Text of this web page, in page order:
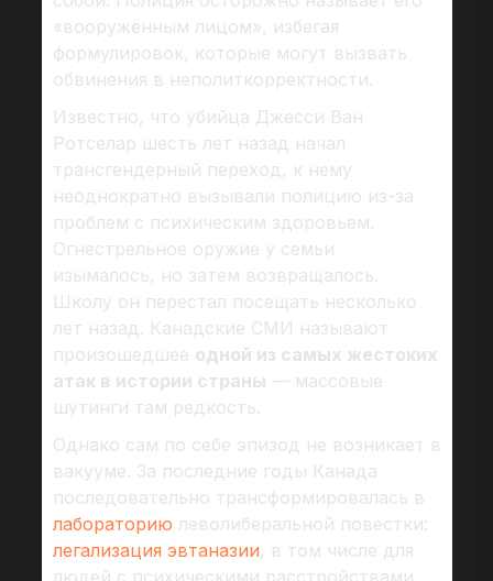
«вооружённым лицом», избегая
формулировок, которые могут вызвать
обвинения в неполиткорректности.
Известно, что убийца Джесси Ван
Ротселар шесть лет назад начал
трансгендерный переход, к нему
неоднократно вызывали полицию из-за
проблем с психическим здоровьем.
Огнестрельное оружие у семьи
изымалось, но затем возвращалось.
Школу он перестал посещать несколько
лет назад. Канадские СМИ называют
произошедшее одной из самых жестоких
атак в истории страны — массовые
шутинги там редкость.
Однако сам по себе эпизод не возникает в
вакууме. За последние годы Канада
последовательно трансформировалась в
лабораторию леволиберальной повестки:
легализация эвтаназии, в том числе для
людей с психическими расстройствами,